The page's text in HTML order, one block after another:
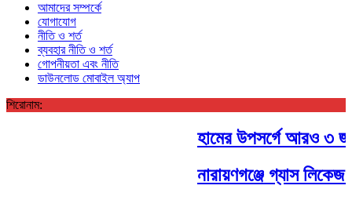
আমাদের সম্পর্কে
যোগাযোগ
নীতি ও শর্ত
ব্যবহার নীতি ও শর্ত
গোপনীয়তা এবং নীতি
ডাউনলোড মোবাইল অ্যাপ
শিরোনাম:
হামের উপসর্গে আরও ৩
নারায়ণগঞ্জে গ্যাস